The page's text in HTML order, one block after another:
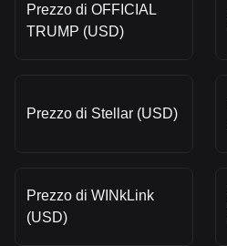
Prezzo di OFFICIAL
TRUMP (USD)
Prezzo di Stellar (USD)
Prezzo di WINkLink
(USD)